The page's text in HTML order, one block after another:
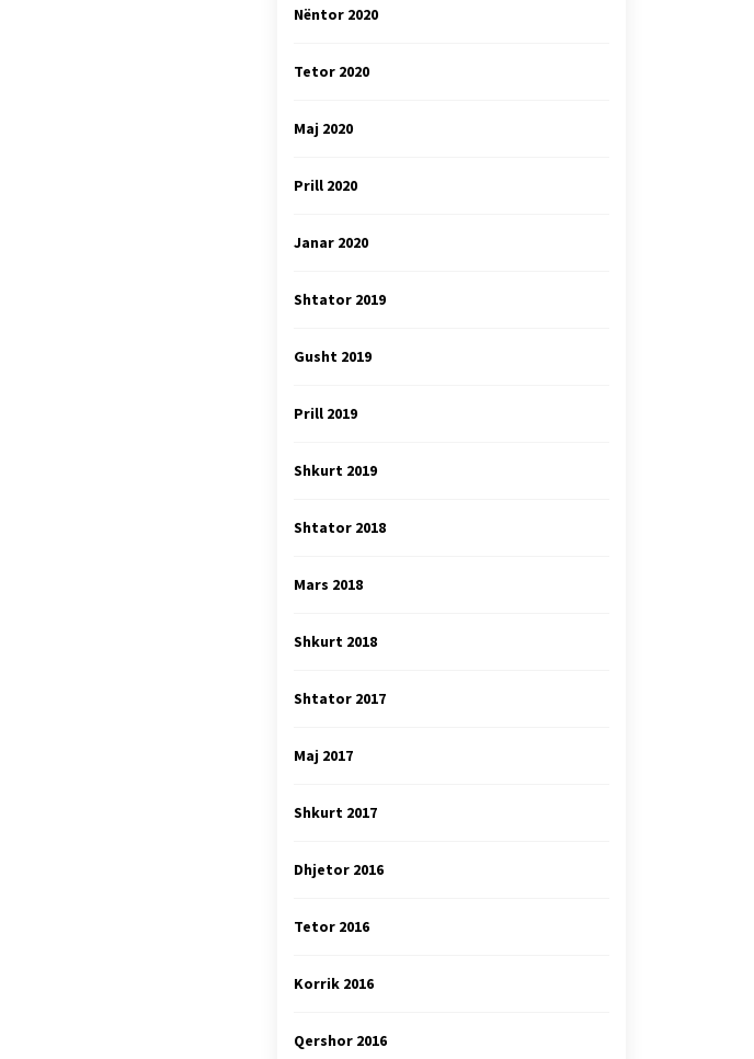
Nëntor 2020
Tetor 2020
Maj 2020
Prill 2020
Janar 2020
Shtator 2019
Gusht 2019
Prill 2019
Shkurt 2019
Shtator 2018
Mars 2018
Shkurt 2018
Shtator 2017
Maj 2017
Shkurt 2017
Dhjetor 2016
Tetor 2016
Korrik 2016
Qershor 2016